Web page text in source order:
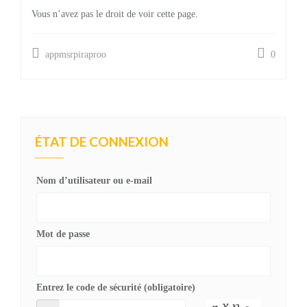
Vous n’avez pas le droit de voir cette page.
appmsrpiraproo 0
ÉTAT DE CONNEXION
Nom d’utilisateur ou e-mail
Mot de passe
Entrez le code de sécurité (obligatoire)